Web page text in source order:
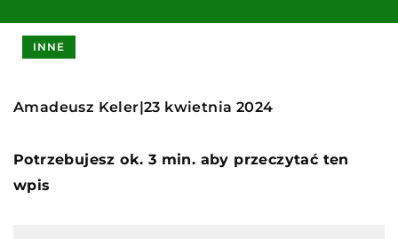
INNE
Amadeusz Keler|23 kwietnia 2024
Potrzebujesz ok. 3 min. aby przeczytać ten
wpis